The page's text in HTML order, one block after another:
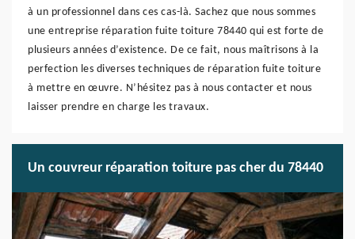
à un professionnel dans ces cas-là. Sachez que nous sommes
une entreprise réparation fuite toiture 78440 qui est forte de
plusieurs années d’existence. De ce fait, nous maîtrisons à la
perfection les diverses techniques de réparation fuite toiture
à mettre en œuvre. N’hésitez pas à nous contacter et nous
laisser prendre en charge les travaux.
Un couvreur réparation toiture pas cher du 78440